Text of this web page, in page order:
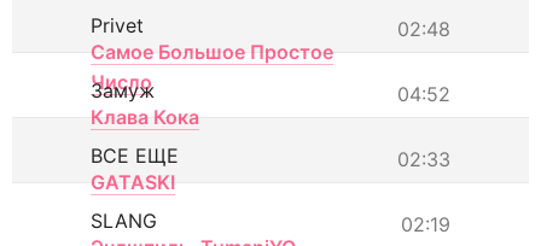
02:48
Privet
Самое Большое Простое
Число
04:52
Замуж
Клава Кока
02:33
ВСЕ ЕЩЕ
GATASKI
02:19
SLANG